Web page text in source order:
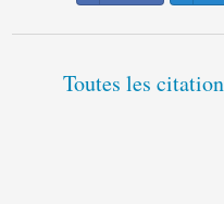
Toutes les